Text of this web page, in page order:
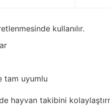
kullanılır.
tam uyumlu
hayvan takibini